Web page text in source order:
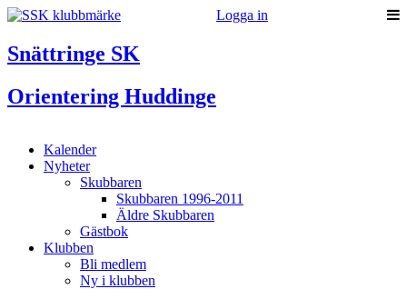
Logga in
Snättringe SK
Orientering Huddinge
Kalender
Nyheter
Skubbaren
Skubbaren 1996-2011
Äldre Skubbaren
Gästbok
Klubben
Bli medlem
Ny i klubben